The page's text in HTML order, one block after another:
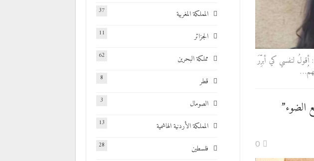
أقولُ لنفسي كي أبرِّرَ
الضوء”
0
المملكة المغربية 37
الجزائر 11
مملكة البحرين 62
قطر 8
الصومال 3
المملكة الأردنية الهاشمية 13
فلسطين 28